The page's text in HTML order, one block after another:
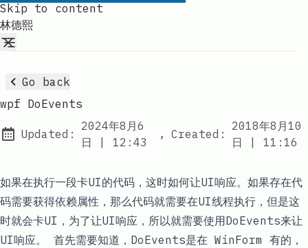
Skip to content
林德熙
Go back
wpf DoEvents
Updated:
2024年8月6
日 | at
12:43
, Created:
2018年8月10
日
|at
11:16
如果在执行一段卡UI的代码，这时如何让UI响应。如果存在代
码需要获得依赖属性，那么代码就需要在UI线程执行，但是这
时就会卡UI，为了让UI响应，所以就需要使用DoEvents来让
UI响应。 首先需要知道， DoEvents是在 WinForm 有的，